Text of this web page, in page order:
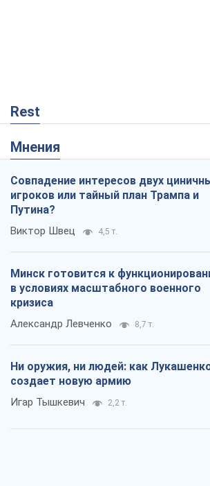
Rest
Мнения
Совпадение интересов двух
игроков или тайный план Трампа и
Путина?
Виктор Швец 4,5 т.
Минск готовится к
в условиях масштабного военного
кризиса
Александр Левченко 8,7 т.
Ни оружия, ни людей: как
создает новую армию
Игар Тышкевич 2,2 т.